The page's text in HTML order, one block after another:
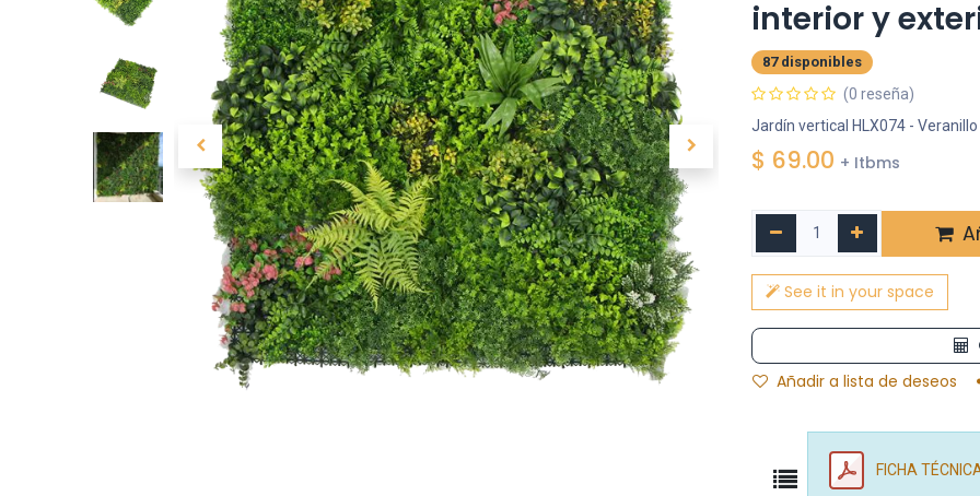
interior y
87 disponibles
(0 reseña)
Jardín vertical HLX074 -
$ 69.00 + Itbms
See it in your space
Añadir a lista de deseos
FICHA